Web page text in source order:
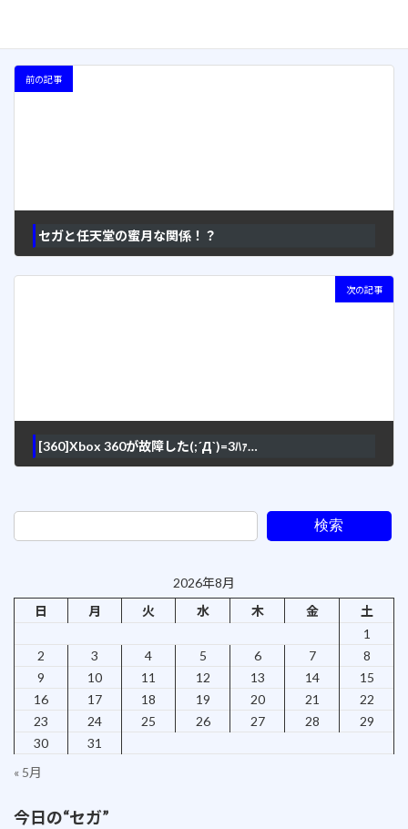
前の記事
セガと任天堂の蜜月な関係！？
次の記事
[360]Xbox 360が故障した(;´Д`)=3ﾊｧ…
検索
2026年8月
日
月 火 水 木 金
土
1
2
3 4 5 6 7
8
9
10 11 12 13 14
15
16
17 18 19 20 21
22
23
24 25 26 27 28
29
30
31
« 5月
今日の“セガ”